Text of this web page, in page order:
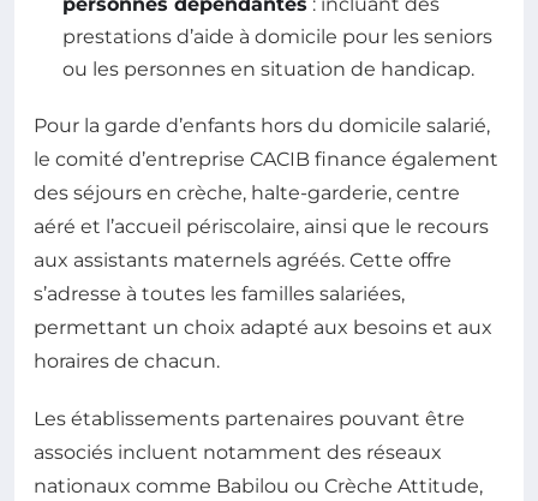
personnes dépendantes : incluant des
prestations d’aide à domicile pour les seniors
ou les personnes en situation de handicap.
Pour la garde d’enfants hors du domicile salarié,
le comité d’entreprise CACIB finance également
des séjours en crèche, halte-garderie, centre
aéré et l’accueil périscolaire, ainsi que le recours
aux assistants maternels agréés. Cette offre
s’adresse à toutes les familles salariées,
permettant un choix adapté aux besoins et aux
horaires de chacun.
Les établissements partenaires pouvant être
associés incluent notamment des réseaux
nationaux comme Babilou ou Crèche Attitude,